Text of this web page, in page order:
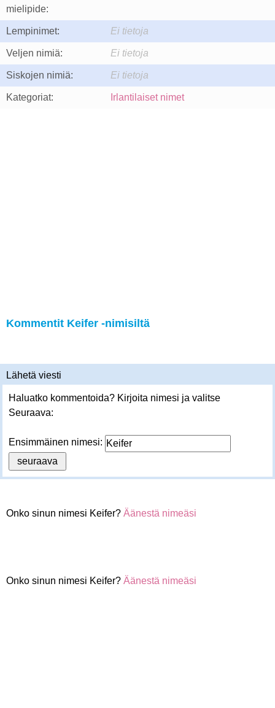
mielipide:
Lempinimet: Ei tietoja
Veljen nimiä: Ei tietoja
Siskojen nimiä: Ei tietoja
Kategoriat: Irlantilaiset nimet
Kommentit Keifer -nimisiltä
Lähetä viesti
Haluatko kommentoida? Kirjoita nimesi ja valitse
Seuraava:
Ensimmäinen nimesi:
Onko sinun nimesi Keifer? Äänestä nimeäsi
Onko sinun nimesi Keifer? Äänestä nimeäsi